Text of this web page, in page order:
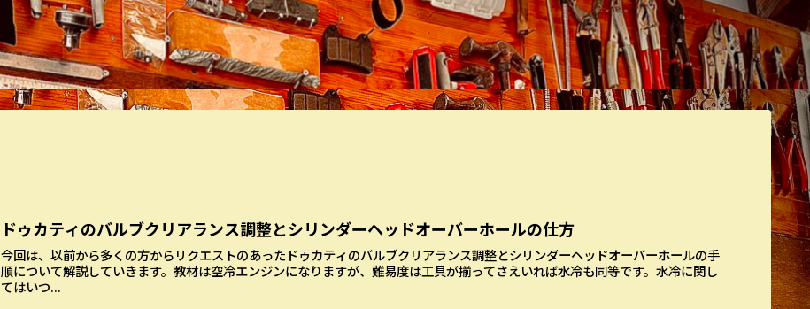
ドゥカティのバルブクリアランス調整とシリンダーヘッドオーバーホールの仕方
今回は、以前から多くの方からリクエストのあったドゥカティのバルブクリアランス調整とシリンダーヘッドオーバーホールの手
順について解説していきます。教材は空冷エンジンになりますが、難易度は工具が揃ってさえいれば水冷も同等です。水冷に関し
てはいつ...